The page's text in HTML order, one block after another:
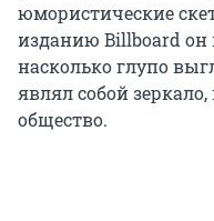
юмористические
изданию Billboard он
насколько глупо
являл собой
общество.